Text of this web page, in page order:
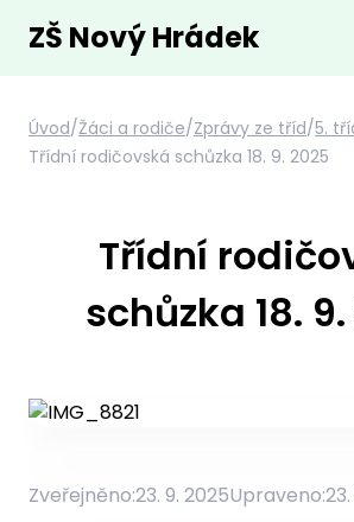
ZŠ Nový Hrádek
Úvod/Žáci a rodiče/Zprávy ze tříd/5.
Třídní rodičovská schůzka 18. 9. 2025
Třídní
schůzka 18.
Zveřejněno:23. 9. 2025Upraveno: